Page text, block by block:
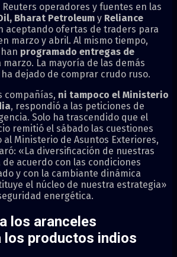
operadores y fuentes en las
Bharat Petroleum y Reliance
aceptando ofertas de traders para
marzo y abril. Al mismo tiempo,
programado entregas de
marzo. La mayoría de las demás
dejado de comprar crudo ruso.
compañías, ni tampoco el Ministerio
, respondió a las peticiones de
Solo ha trascendido que el
remitió el sábado las cuestiones
al Ministerio de Asuntos Exteriores,
«La diversificación de nuestras
acuerdo con las condiciones
y con la cambiante dinámica
el núcleo de nuestra estrategia»
energética.
los aranceles
los productos indios